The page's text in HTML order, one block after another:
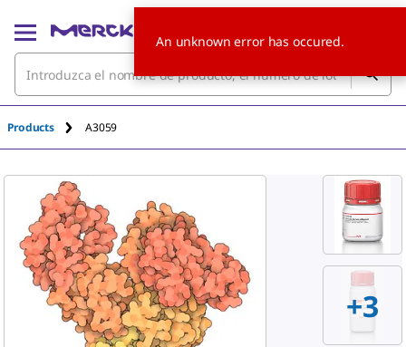
Products A3059
+3
An unknown error has occured.